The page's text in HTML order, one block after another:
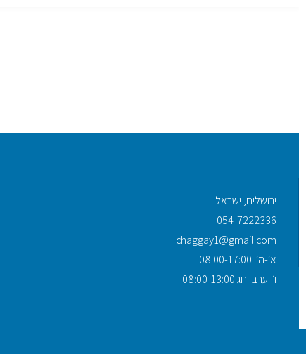
ירושלים, ישראל
054-7222336
chaggay1@gmail.com
א׳-ה׳: 08:00-17:00
ו׳ וערבי חג 08:00-13:00